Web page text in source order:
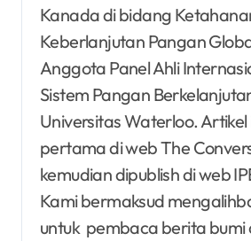
Kanada di bidang
Keberlanjutan Pangan
Anggota Panel Ahli
Sistem Pangan
Universitas Waterloo. Artikel
pertama di web The
kemudian dipublish di web
Kami bermaksud
untuk pembaca berita bumi